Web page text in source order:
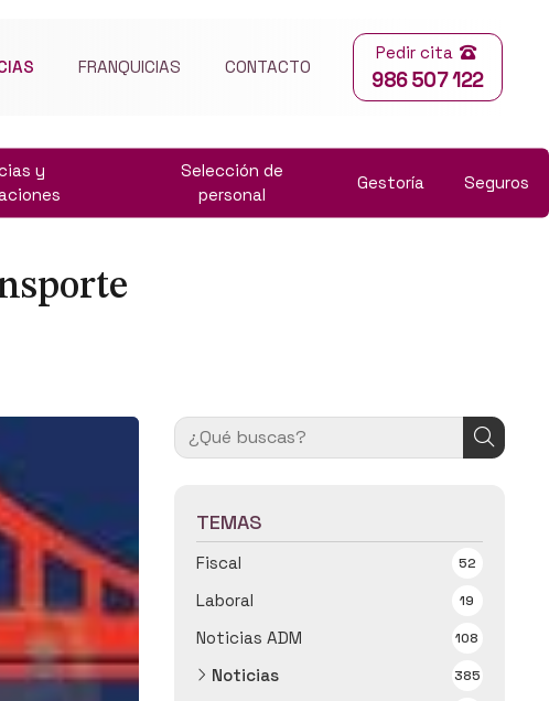
FRANQUICIAS CONTACTO
Pedir cita
986 507 122
y
Selección de
personal
Gestoría Seguros
TEMAS
Fiscal 52
Laboral 19
Noticias ADM 108
Noticias 385